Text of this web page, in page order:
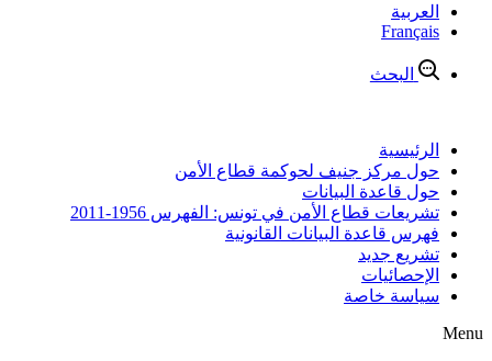
العربية
Français
البحث
الرئيسية
حول مركز جنيف لحوكمة قطاع الأمن
حول قاعدة البيانات
تشريعات قطاع الأمن في تونس: الفهرس 1956-2011
فهرس قاعدة البيانات القانونية
تشريع جديد
الإحصائيات
سياسة خاصة
Menu